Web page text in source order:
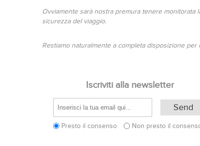
Ovviamente sarà nostra premura tenere
sicurezza del viaggio.
Restiamo naturalmente a completa disposizione
Iscriviti alla newsletter
Presto il consenso Non presto il